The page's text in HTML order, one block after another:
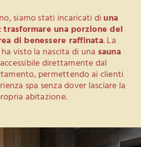
siamo stati incaricati di una
:trasformare una porzione del
di benessere raffinata. La
visto la nascita di una sauna
direttamente dal
permettendo ai clienti
spa senza dover lasciare la
abitazione.